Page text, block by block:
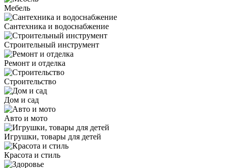
Мебель
Сантехника и водоснабжение
Строительный инструмент
Ремонт и отделка
Строительство
Дом и сад
Авто и мото
Игрушки, товары для детей
Красота и стиль